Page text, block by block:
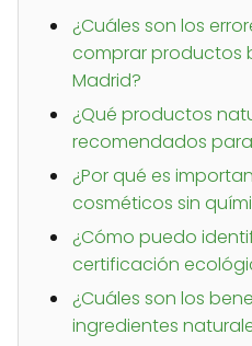
¿Cuáles son los
comprar productos
Madrid?
¿Qué productos
recomendados
¿Por qué es
cosméticos sin
¿Cómo puedo
certificación
¿Cuáles son los
ingredientes